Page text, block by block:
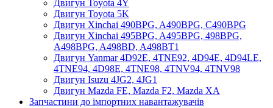
Двигун Toyota 4Y
Двигун Toyota 5K
Двигун Xinchai 490BPG, A490BPG, C490BPG
Двигун Xinchai 495BPG, A495BPG, 498BPG,
A498BPG, A498BD, A498BT1
Двигун Yanmar 4D92E, 4TNE92, 4D94E, 4D94LE,
4TNE94, 4D98E, 4TNE98, 4TNV94, 4TNV98
Двигун Isuzu 4JG2, 4JG1
Двигун Mazda FE, Mazda F2, Mazda XA
Запчастини до імпортних навантажувачів